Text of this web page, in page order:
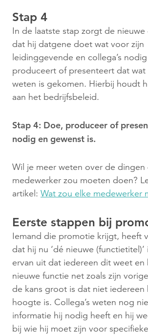
Stap 4
In de laatste stap zorgt de
dat hij datgene doet wat voor zijn
leidinggevende en collega’s
produceert of presenteert dat wat
weten is gekomen. Hierbij houdt
aan het bedrijfsbeleid.
Stap 4: Doe, produceer of
nodig en gewenst is.
Wil je meer weten over de dingen
medewerker zou moeten doen?
artikel: Wat zou elke medewerker
Eerste stappen bij
Iemand die promotie krijgt, heeft
dat hij nu ‘dé nieuwe (functietitel)’
ervan uit dat iedereen dit weet en
nieuwe functie net zoals zijn
de kans groot is dat niet iedereen
hoogte is. Collega’s weten nog
informatie hij nodig heeft en hij
bij wie hij moet zijn voor